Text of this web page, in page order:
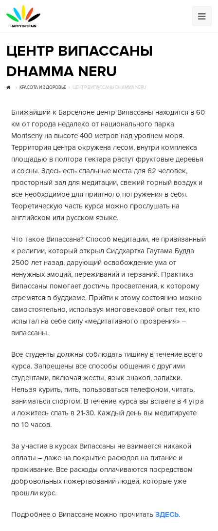
ЦЕНТР ВИПАССАНЫ
DHAMMA NERU
КРАСОТА И ЗДОРОВЬЕ ЦЕНТР ВИПАССАНЫ DHAMMA NERU
Ближайший к Барселоне центр Випассаны находится в 60
км от города недалеко от национального парка
Montseny на высоте 400 метров над уровнем моря.
Территория центра окружена лесом, внутри комплекса
площадью в полтора гектара растут фруктовые деревья
и сосны. Здесь есть спальные места для 62 человек,
просторный зал для медитации, свежий горный воздух и
все необходимое для приятного погружения в себя.
Теоретическую часть курса можно прослушать на
английском или русском языке.
Что такое Випассана? Способ медитации, не привязанный
к религии, который открыл Сиддхартха Гаутама Будда
2500 лет назад, дарующий освобождение ума от
ненужных эмоций, переживаний и терзаний. Практика
Випассаны помогает достичь просветления, к которому
стремятся в буддизме. Прийти к этому состоянию можно
самостоятельно, используя многовековой опыт тех, кто
испытал на себе силу «медитативного прозрения» –
випассаны.
Все студенты должны соблюдать тишину в течение всего
курса. Запрещены все способы общения с другими
студентами, включая жесты, язык знаков, записки.
Нельзя курить, пить, пользоваться телефоном, читать,
заниматься спортом. В течение курса вы встаете в 4 утра
и ложитесь спать в 21-30. Каждый день вы медитируете
по 10 часов.
За участие в курсах Випассаны не взимается никакой
оплаты – даже на покрытие расходов на питание и
проживание. Все расходы оплачиваются посредством
добровольных пожертвований людей, которые уже
прошли курс.
Подробнее о Випассане можно прочитатьЗДЕСЬ.